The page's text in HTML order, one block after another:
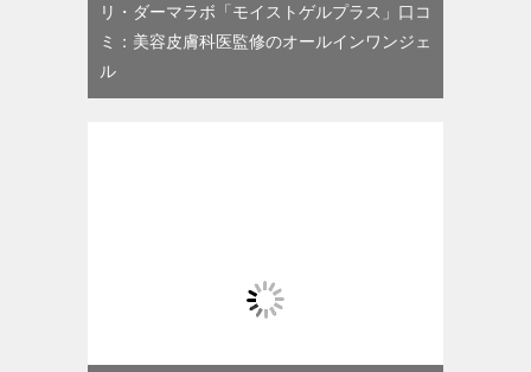
リ・ダーマラボ「モイストゲルプラス」口コ
ミ：美容皮膚科医監修のオールインワンジェ
ル